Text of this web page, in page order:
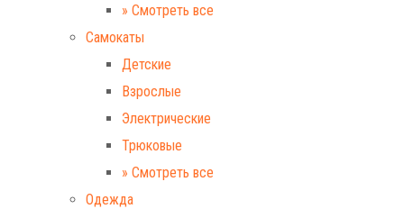
» Смотреть все
Самокаты
Детские
Взрослые
Электрические
Трюковые
» Смотреть все
Одежда